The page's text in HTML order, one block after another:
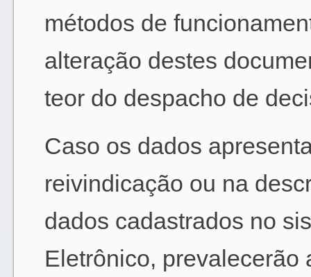
métodos de
alteração destes
teor do despacho de
Caso os dados
reivindicação ou na
dados cadastrados no
Eletrônico, prevalecerão